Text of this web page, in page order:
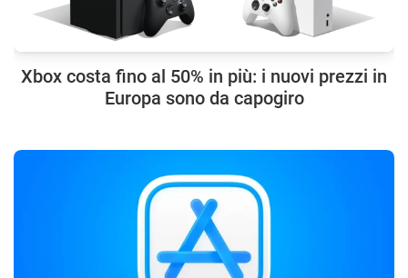
Xbox costa fino al 50% in più: i nuovi prezzi in
Europa sono da capogiro